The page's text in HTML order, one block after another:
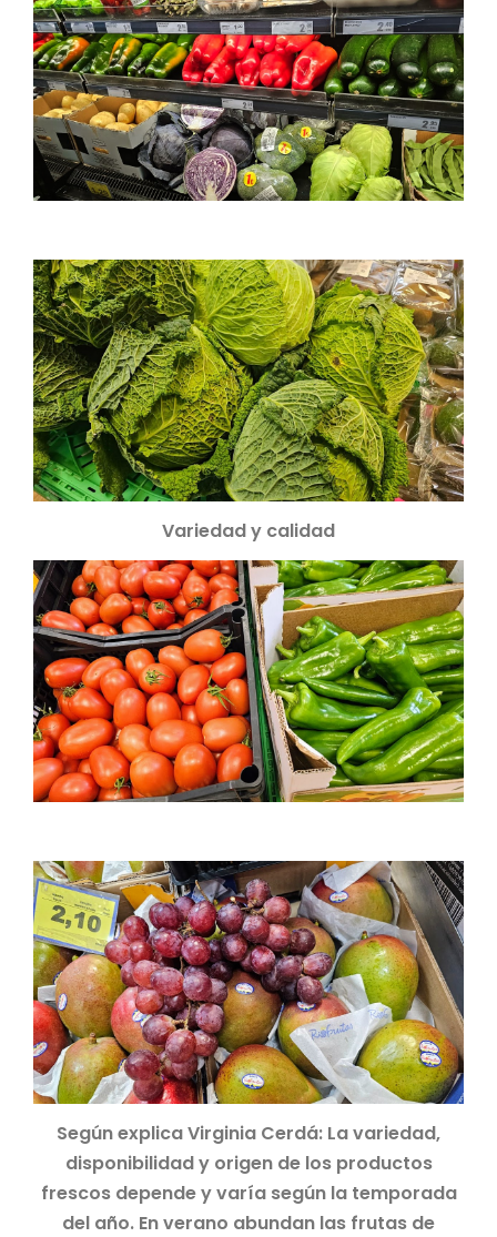
Variedad y calidad
Según explica Virginia Cerdá: La variedad,
disponibilidad y origen de los productos
frescos depende y varía según la temporada
del año. En verano abundan las frutas de